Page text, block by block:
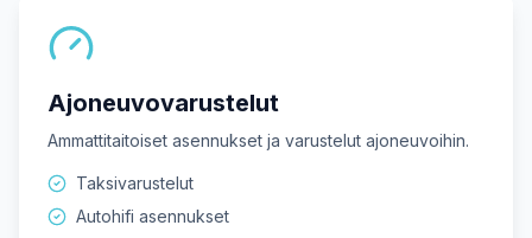
Ajoneuvovarustelut
Ammattitaitoiset asennukset ja varustelut ajoneuvoihin.
Taksivarustelut
Autohifi asennukset